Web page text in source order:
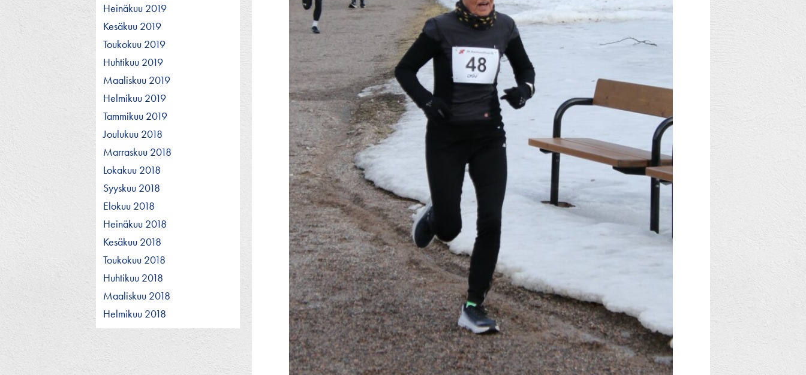
Heinäkuu 2019
Kesäkuu 2019
Toukokuu 2019
Huhtikuu 2019
Maaliskuu 2019
Helmikuu 2019
Tammikuu 2019
Joulukuu 2018
Marraskuu 2018
Lokakuu 2018
Syyskuu 2018
Elokuu 2018
Heinäkuu 2018
Kesäkuu 2018
Toukokuu 2018
Huhtikuu 2018
Maaliskuu 2018
Helmikuu 2018